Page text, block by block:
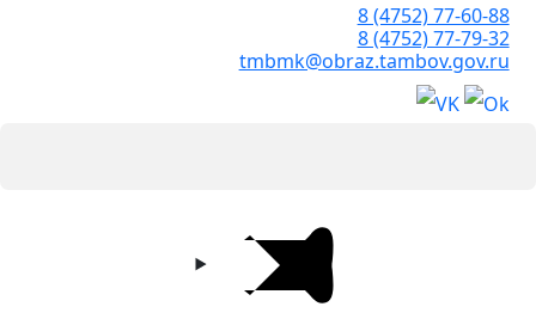
8 (4752) 77-60-88
8 (4752) 77-79-32
tmbmk@obraz.tambov.gov.ru